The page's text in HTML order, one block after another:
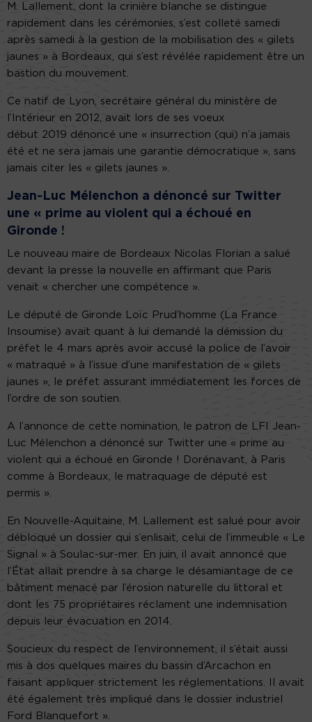
M. Lallement, dont la crinière blanche se distingue
rapidement dans les cérémonies, s’est colleté samedi
après samedi à la gestion de la mobilisation des « gilets
jaunes » à Bordeaux, qui s’est révélée rapidement être un
bastion du mouvement.
Ce natif de Lyon, secrétaire général du ministère de
l’Intérieur en 2012, avait lors de ses voeux
début 2019 dénoncé une « insurrection (qui) n’a jamais
été et ne sera jamais une garantie démocratique », sans
jamais citer les « gilets jaunes ».
Jean-Luc Mélenchon a dénoncé sur Twitter
une « prime au violent qui a échoué en
Gironde !
Le nouveau maire de Bordeaux Nicolas Florian a salué
devant la presse la nouvelle en affirmant que Paris
venait « chercher une compétence ».
Le député de Gironde Loïc Prud’homme (La France
Insoumise) avait quant à lui demandé la démission du
préfet le 4 mars après avoir accusé la police de l’avoir
« matraqué » à l’issue d’une manifestation de « gilets
jaunes », le préfet assurant immédiatement les forces de
l’ordre de son soutien.
A l’annonce de cette nomination, le patron de LFI Jean-
Luc Mélenchon a dénoncé sur Twitter une « prime au
violent qui a échoué en Gironde ! Dorénavant, à Paris
comme à Bordeaux, le matraquage de député est
permis ».
En Nouvelle-Aquitaine, M. Lallement est salué pour avoir
débloqué un dossier qui s’enlisait, celui de l’immeuble « Le
Signal » à Soulac-sur-mer. En juin, il avait annoncé que
l’État allait prendre à sa charge le désamiantage de ce
bâtiment menacé par l’érosion naturelle du littoral et
dont les 75 propriétaires réclament une indemnisation
depuis leur évacuation en 2014.
Soucieux du respect de l’environnement, il s’était aussi
mis à dos quelques maires du bassin d’Arcachon en
faisant appliquer strictement les réglementations. Il avait
été également très impliqué dans le dossier industriel
Ford Blanquefort ».